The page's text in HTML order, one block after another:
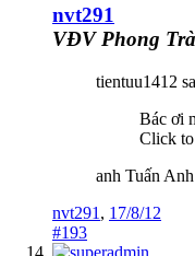
nvt291
VĐV Phong
tientuu1412
Bác ơi
Click
anh Tuấn
nvt291 , 17/8/12
#193